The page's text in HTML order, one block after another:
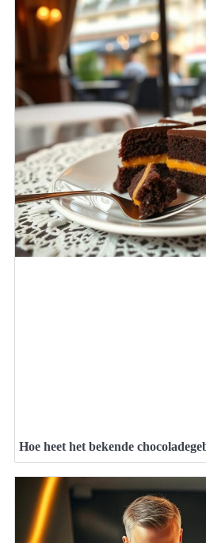
Hoe heet het bekende